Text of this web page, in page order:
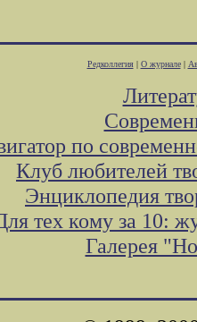
Редколлегия| О журнале|
по
Клуб любителей
Энциклопедия
тех кому за 10:
Галерея